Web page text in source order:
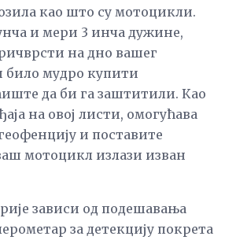
као што су мотоцикли.
и мери 3 инча дужине,
на дно вашег
било мудро купити
да би га заштитили. Као
на овој листи, омогућава
и поставите
мотоцикл излази изван
зависи од подешавања
за детекцију покрета